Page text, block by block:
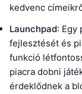
kedvenc
Launchpad: Egy
fejlesztését és
funkció
piacra dobni
érdeklődnek a